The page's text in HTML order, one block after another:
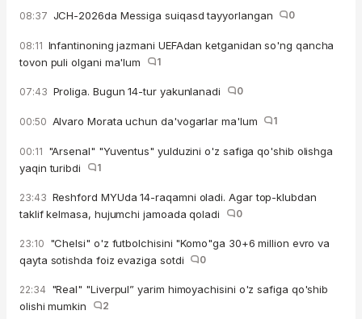
08:37 JCH-2026da Messiga suiqasd tayyorlangan 0
08:11 Infantinoning jazmani UEFAdan ketganidan so'ng qancha
tovon puli olgani ma'lum
1
07:43 Proliga. Bugun 14-tur yakunlanadi 0
00:50 Alvaro Morata uchun da'vogarlar ma'lum 1
00:11 "Arsenal" "Yuventus" yulduzini o'z safiga qo'shib olishga
yaqin turibdi
1
23:43 Reshford MYUda 14-raqamni oladi. Agar top-klubdan
taklif kelmasa, hujumchi jamoada qoladi
0
23:10 "Chelsi" o'z futbolchisini "Komo"ga 30+6 million evro va
qayta sotishda foiz evaziga sotdi
0
22:34 "Real" "Liverpul” yarim himoyachisini o'z safiga qo'shib
olishi mumkin
2